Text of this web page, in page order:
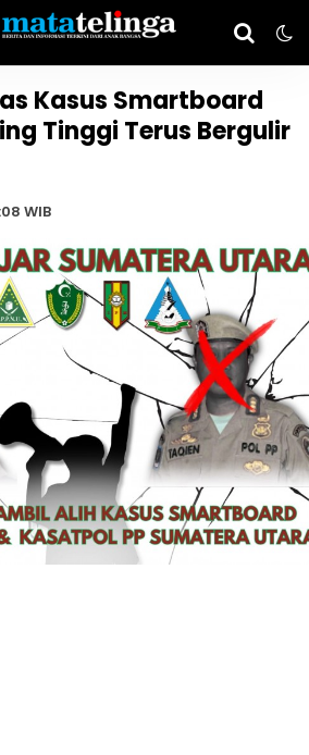
Kasus Smartboard
Tinggi Terus Bergulir
WIB